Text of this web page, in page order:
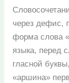
через дефис,
форма слова
языка, перед
гласной
«аршина»